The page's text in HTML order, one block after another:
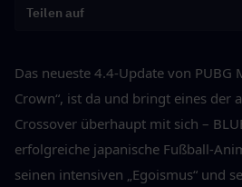
Teilen auf
Das neueste 4.4-Update von PUBG
Crown“, ist da und bringt eines der
Crossover überhaupt mit sich –
erfolgreiche japanische Fußball-
seinen intensiven „Egoismus“ und